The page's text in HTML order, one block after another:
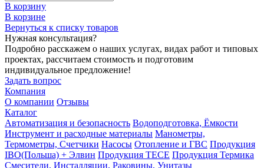
В корзину
В корзине
Вернуться к списку товаров
Нужная консультация?
Подробно расскажем о наших услугах, видах работ и типовых
проектах, рассчитаем стоимость и подготовим
индивидуальное предложение!
Задать вопрос
Компания
О компании Отзывы
Каталог
Автоматизация и безопасность Водоподготовка, Ёмкости
Инструмент и расходные материалы Манометры,
Термометры, Счетчики Насосы Отопление и ГВС Продукция
IBO(Польша) + Элвин Продукция TECE Продукция Термика
Смесители, Инсталляции, Раковины, Унитазы